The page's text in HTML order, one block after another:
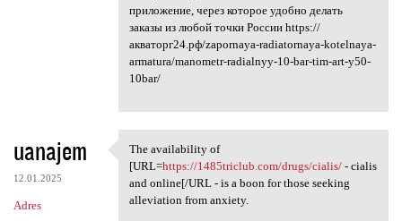
приложение, через которое удобно делать
заказы из любой точки России https://
акваторг24.рф/zapornaya-radiatornaya-kotelnaya-
armatura/manometr-radialnyy-10-bar-tim-art-y50-
10bar/
uanajem
12.01.2025
Adres
The availability of [URL
The availability of
[URL=https://1485triclub.com/drugs/cialis/- cialis
and online[/URL - is a boon for those seeking
alleviation from anxiety.